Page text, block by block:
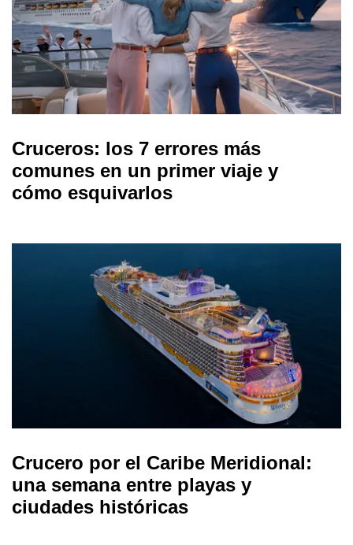
Cruceros: los 7 errores más
comunes en un primer viaje y
cómo esquivarlos
Crucero por el Caribe Meridional:
una semana entre playas y
ciudades históricas